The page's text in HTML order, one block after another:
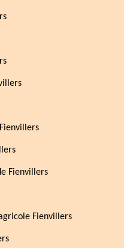
Fienvillers
Fienvillers